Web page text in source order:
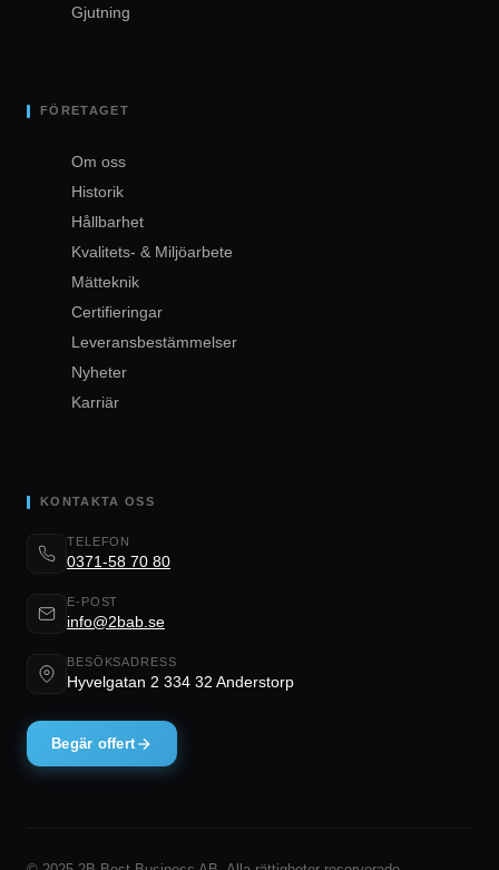
Gjutning
FÖRETAGET
Om oss
Historik
Hållbarhet
Kvalitets- & Miljöarbete
Mätteknik
Certifieringar
Leveransbestämmelser
Nyheter
Karriär
KONTAKTA OSS
TELEFON
0371-58 70 80
E-POST
info@2bab.se
BESÖKSADRESS
Hyvelgatan 2 334 32 Anderstorp
Begär offert